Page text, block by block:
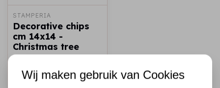
STAMPERIA
Decorative chips
cm 14x14 -
Christmas tree
Snel toevoegen
Wij maken gebruik van Cookies